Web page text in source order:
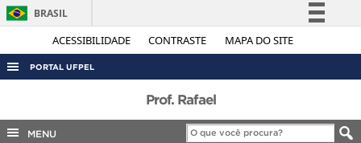
ACESSIBILIDADE CONTRASTE MAPA DO SITE
BRASIL
Simplifique!
Legislação
PORTAL UFPEL
AUDITORIA
Prof. Rafael
MENU